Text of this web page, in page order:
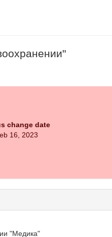
change date
16, 2023
"Медика"